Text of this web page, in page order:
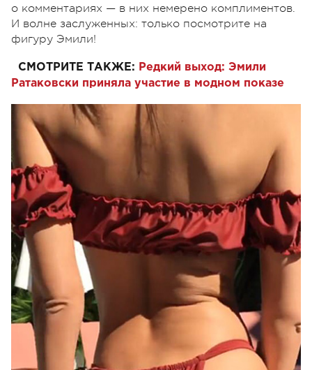
о комментариях — в них немерено комплиментов.
И волне заслуженных: только посмотрите на
фигуру Эмили!
СМОТРИТЕ ТАКЖЕ: Редкий выход: Эмили
Ратаковски приняла участие в модном показе